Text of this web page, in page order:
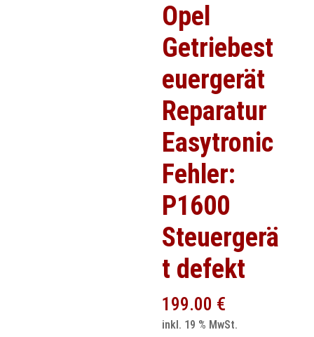
Opel
Getriebest
euergerät
Reparatur
Easytronic
Fehler:
P1600
Steuergerä
t defekt
199.00 €
inkl. 19 % MwSt.